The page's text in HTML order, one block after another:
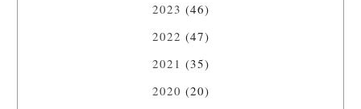
2023 (46)
2022 (47)
2021 (35)
2020 (20)